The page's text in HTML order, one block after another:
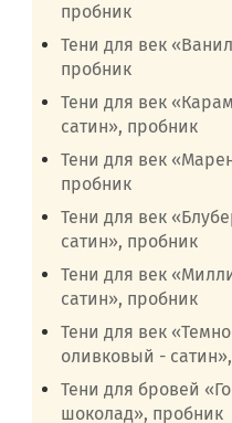
пробник
Тени для век
пробник
Тени для век
сатин», пробник
Тени для век
пробник
Тени для век
сатин», пробник
Тени для век
сатин», пробник
Тени для век
оливковый -
Тени для бровей
шоколад», пробник